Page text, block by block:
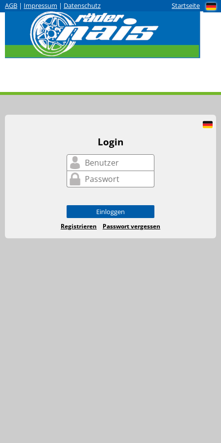
AGB | Impressum | Datenschutz Startseite
Login
Einloggen
Registrieren Passwort vergessen